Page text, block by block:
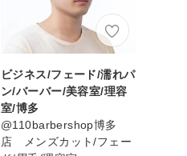
ビジネス/フェード/濡れパ
ン/バーバー/美容室/理容
室/博多
@110barbershop博多
店 メンズカット/フェー